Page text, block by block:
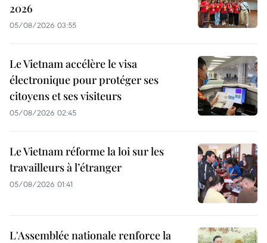
2026
05/08/2026 03:55
Le Vietnam accélère le visa
électronique pour protéger ses
citoyens et ses visiteurs
05/08/2026 02:45
Le Vietnam réforme la loi sur les
travailleurs à l’étranger
05/08/2026 01:41
L'Assemblée nationale renforce la